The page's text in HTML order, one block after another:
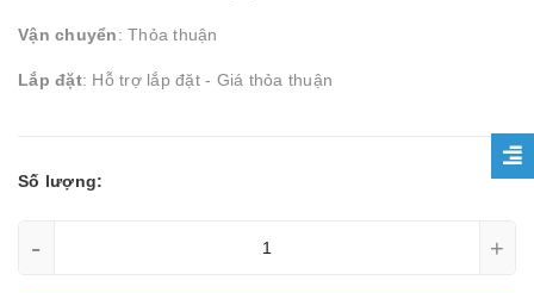
Vận chuyển: Thỏa thuận
Lắp đặt: Hỗ trợ lắp đặt - Giá thỏa thuận
Số lượng:
- +